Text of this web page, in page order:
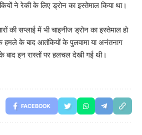
ने रेकी के लिए ड्रोन का इस्तेमाल किया था।
की सप्लाई में भी चाइनीज ड्रोन का इस्तेमाल हो
हमले के बाद आतंकियों के पुलवामा या अनंतनाग
इन रास्तों पर हलचल देखी गई थी।
FACEBOOK